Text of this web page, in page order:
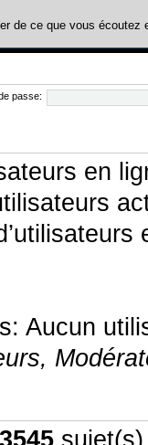
de ce que vous écoutez
passe:
en
Aucun
,
3545